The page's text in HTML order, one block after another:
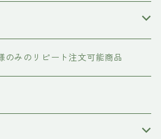
ク（インバス）
ウトバス）
のみのリピート注文可能商品